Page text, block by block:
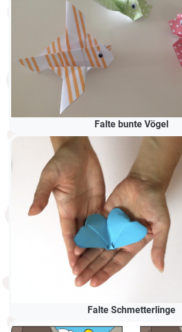
Falte bunte Vögel
Falte Schmetterlinge